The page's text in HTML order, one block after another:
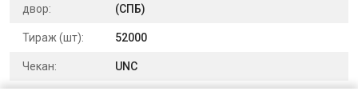
двор:
(СПБ)
Тираж (шт): 52000
Чекан: UNC